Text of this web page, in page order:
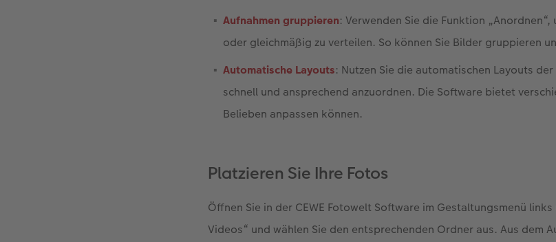
Aufnahmen gruppieren: Verwenden Sie die Funktion
oder gleichmäßig zu verteilen. So können Sie Bilder gruppieren
Automatische Layouts: Nutzen Sie die automatischen Layouts
schnell und ansprechend anzuordnen. Die Software bietet
Belieben anpassen können.
Platzieren Sie Ihre Fotos
Öffnen Sie in der CEWE Fotowelt Software im Gestaltungsmenü
Videos“ und wählen Sie den entsprechenden Ordner aus. Aus dem